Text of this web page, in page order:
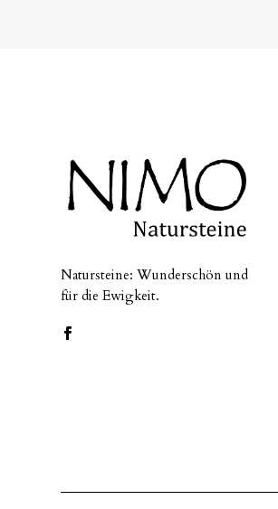
Natursteine: Wunderschön und
für die Ewigkeit.